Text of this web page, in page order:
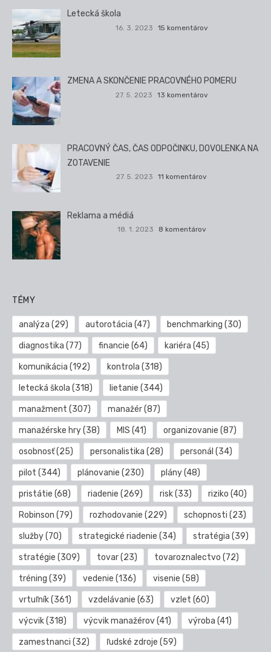
Letecká škola
16. 3. 2023 15 komentárov
ZMENA A SKONČENIE PRACOVNÉHO POMERU
27. 5. 2023 13 komentárov
PRACOVNÝ ČAS, ČAS ODPOČINKU, DOVOLENKA NA
ZOTAVENIE
27. 5. 2023 11 komentárov
Reklama a médiá
18. 1. 2023 8 komentárov
TÉMY
analýza (29) autorotácia (47) benchmarking (30)
diagnostika (77) financie (64) kariéra (45)
komunikácia (192) kontrola (318)
letecká škola (318) lietanie (344)
manažment (307) manažér(87)
manažérske hry(38) MIS (41) organizovanie (87)
osobnosť(25) personalistika (28) personál (34)
pilot (344) plánovanie (230) plány(48)
pristátie (68) riadenie (269) risk(33) riziko (40)
Robinson (79) rozhodovanie (229) schopnosti (23)
služby(70) strategické riadenie (34) stratégia (39)
stratégie (309) tovar(23) tovaroznalectvo (72)
tréning (39) vedenie (136) visenie (58)
vrtuľník(361) vzdelávanie (63) vzlet (60)
výcvik(318) výcvik manažérov(41) výroba (41)
zamestnanci (32) ľudské zdroje (59)